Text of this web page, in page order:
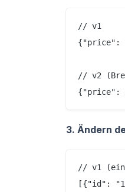
// v1
{"price":
// v2
3. Ändern
// v1
[{"id":